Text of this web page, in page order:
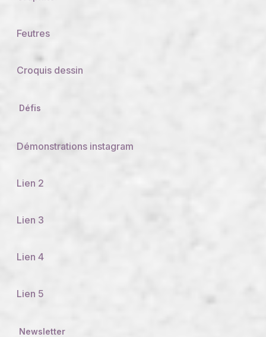
Feutres
Croquis dessin
Défis
Démonstrations instagram
Lien 2
Lien 3
Lien 4
Lien 5
Newsletter